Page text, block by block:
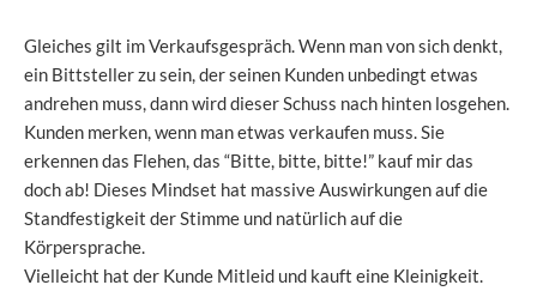
Gleiches gilt im Verkaufsgespräch. Wenn man von sich denkt,
ein Bittsteller zu sein, der seinen Kunden unbedingt etwas
andrehen muss, dann wird dieser Schuss nach hinten losgehen.
Kunden merken, wenn man etwas verkaufen muss. Sie
erkennen das Flehen, das “Bitte, bitte, bitte!” kauf mir das
doch ab! Dieses Mindset hat massive Auswirkungen auf die
Standfestigkeit der Stimme und natürlich auf die
Körpersprache.
Vielleicht hat der Kunde Mitleid und kauft eine Kleinigkeit.